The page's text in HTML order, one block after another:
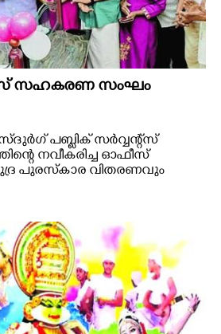
സഹകരണ സംഘം
പബ്ലിക് സർവ്വന്റ്സ്
നവീകരിച്ച ഓഫീസ്
പുരസ്കാര വിതരണവും